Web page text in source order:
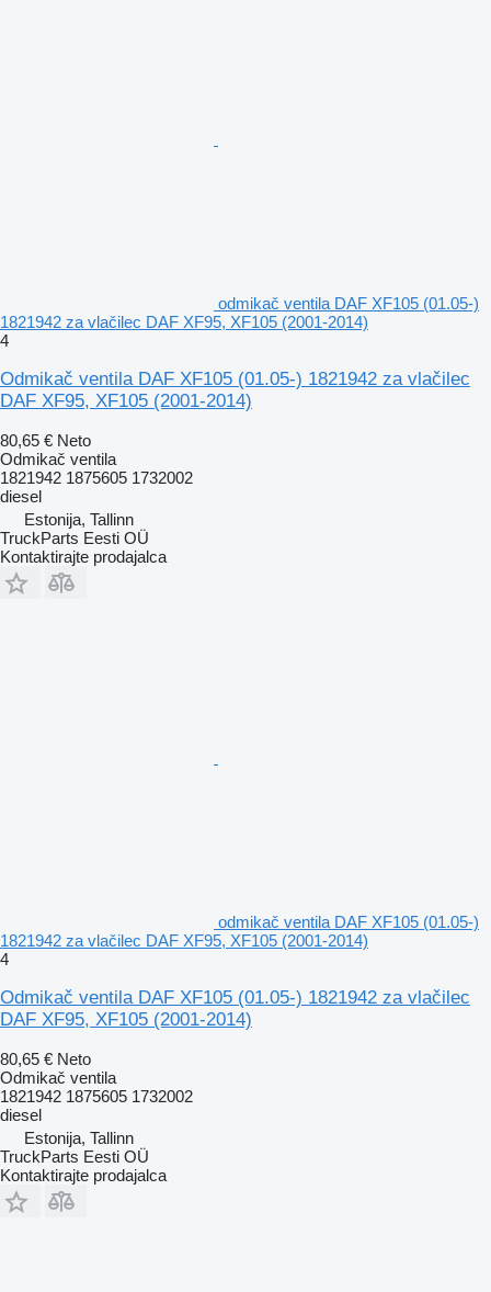
odmikač ventila DAF XF105 (01.05-)
1821942 za vlačilec DAF XF95, XF105 (2001-2014)
4
Odmikač ventila DAF XF105 (01.05-) 1821942 za vlačilec
DAF XF95, XF105 (2001-2014)
80,65 € Neto
Odmikač ventila
1821942 1875605 1732002
diesel
Estonija, Tallinn
TruckParts Eesti OÜ
Kontaktirajte prodajalca
odmikač ventila DAF XF105 (01.05-)
1821942 za vlačilec DAF XF95, XF105 (2001-2014)
4
Odmikač ventila DAF XF105 (01.05-) 1821942 za vlačilec
DAF XF95, XF105 (2001-2014)
80,65 € Neto
Odmikač ventila
1821942 1875605 1732002
diesel
Estonija, Tallinn
TruckParts Eesti OÜ
Kontaktirajte prodajalca